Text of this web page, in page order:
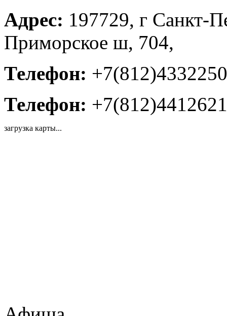
Адрес: 197729, г Санкт-
Приморское ш, 704,
Телефон: +7(812)4332250
Телефон: +7(812)4412621
загрузка карты...